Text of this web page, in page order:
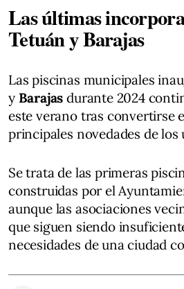
Las últimas
Tetuán y Barajas
Las piscinas municipales
y Barajas durante 2024
este verano tras convertirse
principales novedades de los
Se trata de las primeras
construidas por el
aunque las asociaciones
que siguen siendo
necesidades de una ciudad